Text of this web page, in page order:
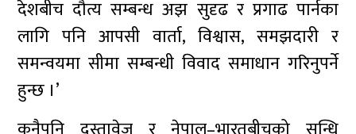
देशबीच दौत्य सम्बन्ध अझ सुदृढ र प्रगाढ पार्नका
लागि पनि आपसी वार्ता, विश्वास, समझदारी र
समन्वयमा सीमा सम्बन्धी विवाद समाधान गरिनुपर्ने
हुन्छ ।’